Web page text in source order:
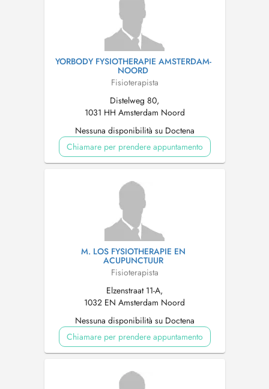
YORBODY FYSIOTHERAPIE AMSTERDAM-
NOORD
Fisioterapista
Distelweg 80,
1031 HH Amsterdam Noord
Nessuna disponibilità su Doctena
Chiamare per prendere appuntamento
M. LOS FYSIOTHERAPIE EN
ACUPUNCTUUR
Fisioterapista
Elzenstraat 11-A,
1032 EN Amsterdam Noord
Nessuna disponibilità su Doctena
Chiamare per prendere appuntamento